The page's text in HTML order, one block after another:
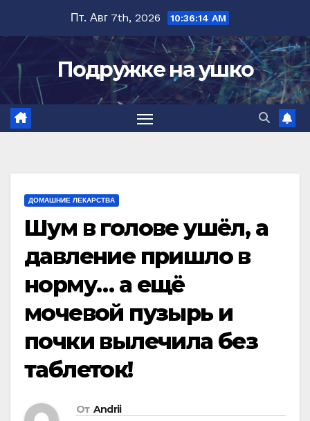
содержимому
Пт. Авг 7th, 2026 10:36:16 AM
Подружке на ушко
ДОМАШНИЕ ЛЕКАРСТВА
Шум в голове ушёл, a
давление пришло в
норму… а ещё
мочевой пузырь и
почки вылечила без
таблеток!
От Andrii